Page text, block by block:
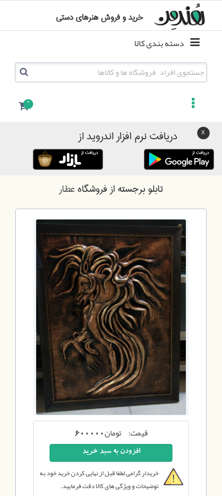
0
خرید و فروش هنرهای دستی
دریافت نرم افزار اندروید از
تابلو برجستهاز فروشگاهعطار
قیمت: تومان600000
خریدار گرامی لطفا قبل از نهایی کردن خرید خود به
توضیحات و ویژگی های کالا دقت فرمایید.